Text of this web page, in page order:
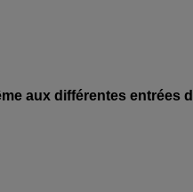
aux différentes entrées